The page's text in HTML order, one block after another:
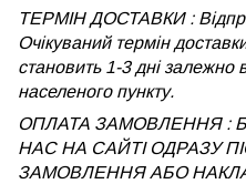
ТЕРМІН ДОСТАВКИ :
Очікуваний термін
становить 1-3 дні залежно
населеного пункту.
ОПЛАТА ЗАМОВЛЕННЯ :
НАС НА САЙТІ ОДРАЗУ
ЗАМОВЛЕННЯ АБО